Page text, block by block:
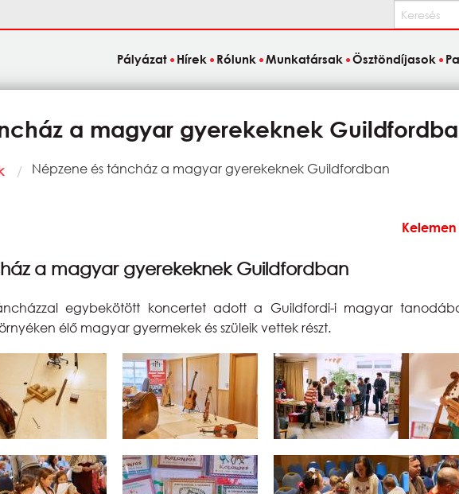
Keresés
Pályázat Hírek Rólunk Munkatársak Ösztöndíjasok
a magyar gyerekeknek
Current:
Népzene és táncház a magyar gyerekeknek Guildfordban
Kelemen
a magyar gyerekeknek Guildfordban
egybekötött koncertet adott a Guildfordi-i magyar
élő magyar gyermekek és szüleik vettek részt.